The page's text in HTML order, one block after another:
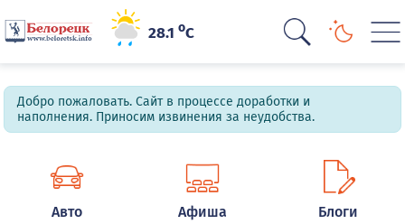
28.1oC
Добро пожаловать. Сайт в процессе доработки и
наполнения. Приносим извинения за неудобства.
Авто Афиша Блоги